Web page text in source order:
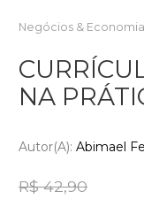
Negócios & Economia
NA
Autor(a): Abimael
R$ 42,90